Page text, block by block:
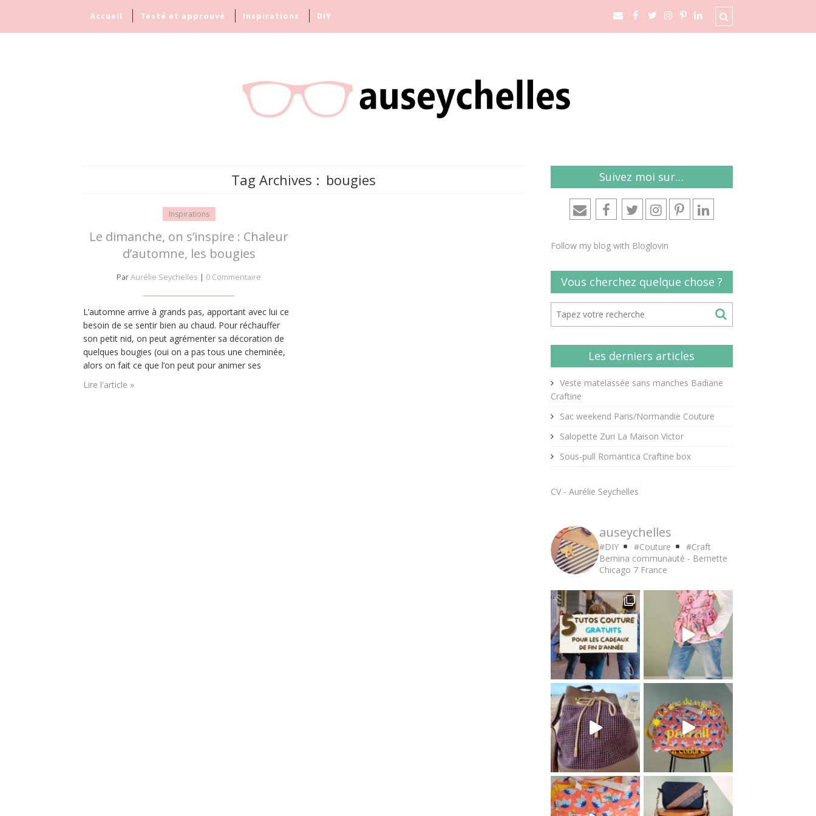
Accueil Testé et approuvé Inspirations DIY
Tag Archives : bougies
Inspirations
Le dimanche, on s’inspire : Chaleur
d’automne, les bougies
ParAurélie Seychelles | 0 Commentaire
L’automne arrive à grands pas, apportant avec lui ce
besoin de se sentir bien au chaud. Pour réchauffer
son petit nid, on peut agrémenter sa décoration de
quelques bougies (oui on a pas tous une cheminée,
alors on fait ce que l’on peut pour animer ses
soirées…). Du photophore personnalisé à la bougie
diy, laissons entrer la chaleur de l’automne…
Lire l'article »
Suivez moi sur…
Follow my blog with Bloglovin
Vous cherchez quelque chose ?
Les derniers articles
Veste matelassée sans manches Badiane
Craftine
Sac weekend Paris/Normandie Couture
Salopette Zuri La Maison Victor
Sous-pull Romantica Craftine box
CV - Aurélie Seychelles
auseychelles
#DIY #Couture
#Craft
Bernina communauté - Bernette
Chicago 7France